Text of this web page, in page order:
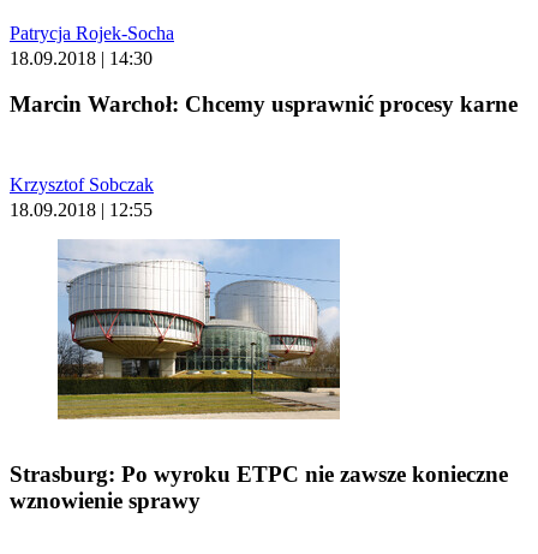
Patrycja Rojek-Socha
18.09.2018 | 14:30
Marcin Warchoł: Chcemy usprawnić procesy karne
Krzysztof Sobczak
18.09.2018 | 12:55
Strasburg: Po wyroku ETPC nie zawsze konieczne
wznowienie sprawy